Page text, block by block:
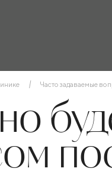
Часто задаваемые